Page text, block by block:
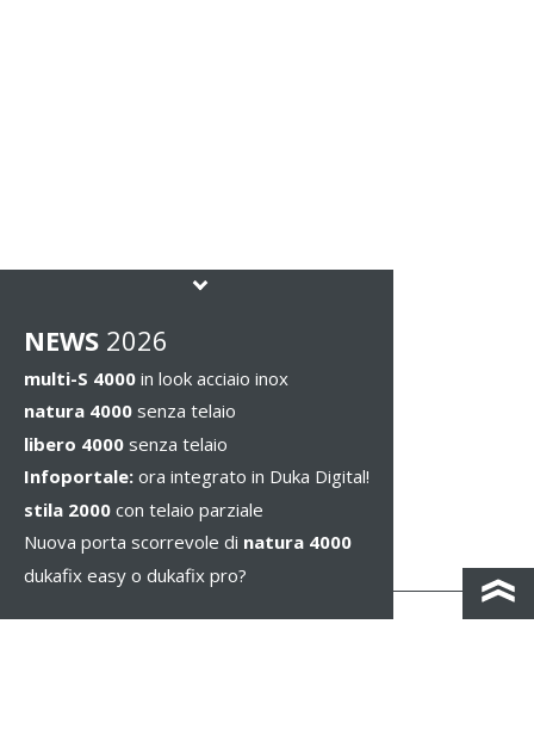
NEWS 2026
multi-S 4000 in look acciaio inox
natura 4000 senza telaio
libero 4000 senza telaio
Infoportale: ora integrato in Duka Digital!
stila 2000 con telaio parziale
Nuova porta scorrevole di natura 4000
dukafix easy o dukafix pro?